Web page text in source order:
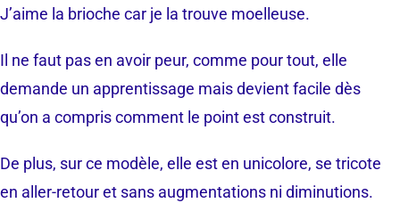
J’aime la brioche car je la trouve moelleuse.
Il ne faut pas en avoir peur, comme pour tout, elle
demande un apprentissage mais devient facile dès
qu’on a compris comment le point est construit.
De plus, sur ce modèle, elle est en unicolore, se tricote
en aller-retour et sans augmentations ni diminutions.